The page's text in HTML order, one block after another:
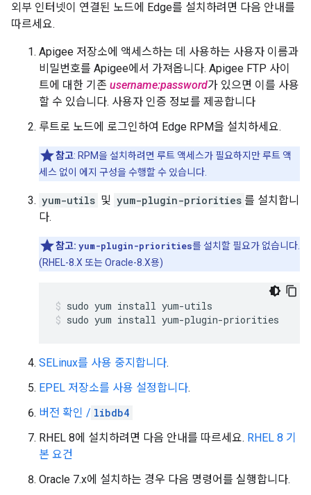
외부 인터넷이 연결된 노드에 Edge를 설치하려면 다음 안내를
따르세요.
Apigee 저장소에 액세스하는 데 사용하는 사용자 이름과
비밀번호를 Apigee에서 가져옵니다. Apigee FTP 사이
트에 대한 기존 username:password가 있으면 이를 사용
할 수 있습니다. 사용자 인증 정보를 제공합니다
루트로 노드에 로그인하여 Edge RPM을 설치하세요.
참고: RPM을 설치하려면 루트 액세스가 필요하지만 루트 액
세스 없이 에지 구성을 수행할 수 있습니다.
yum-utils 및 yum-plugin-priorities 를 설치합니
다.
참고: yum-plugin-priorities를 설치할 필요가 없습니다.
(RHEL-8.X 또는 Oracle-8.X용)
sudo yum install yum-plugin-priorities
SELinux를 사용 중지합니다.
EPEL 저장소를 사용 설정합니다.
버전 확인 / libdb4
RHEL 8에 설치하려면 다음 안내를 따르세요. RHEL 8 기
본 요건
Oracle 7.x에 설치하는 경우 다음 명령어를 실행합니다.